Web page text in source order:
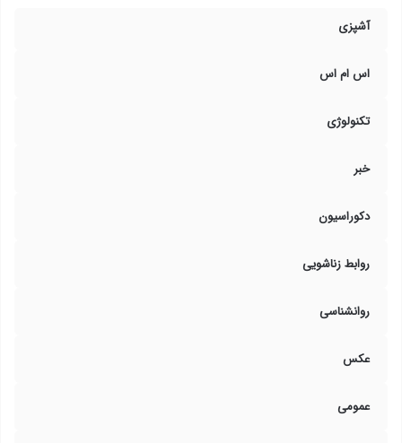
آشپزی
اس ام اس
تکنولوژی
خبر
دکوراسیون
روابط زناشویی
روانشناسی
عکس
عمومی